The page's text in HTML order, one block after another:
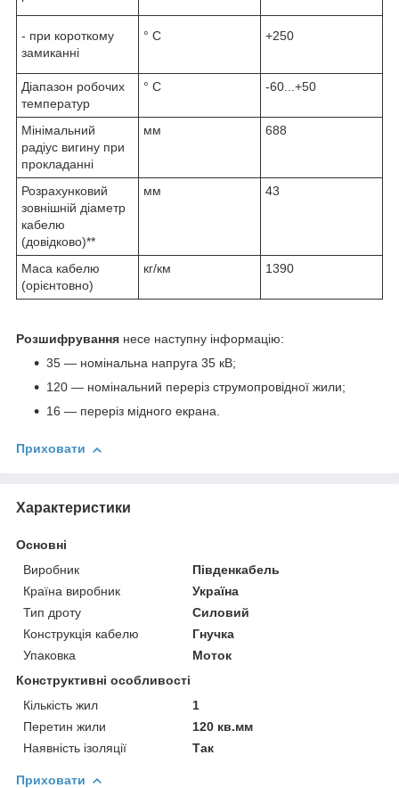
- при короткому
замиканні
° С +250
Діапазон робочих
температур
° С -60...+50
Мінімальний
радіус вигину при
прокладанні
мм 688
Розрахунковий
зовнішній діаметр
кабелю
(довідково)**
мм 43
Маса кабелю
(орієнтовно)
кг/км 1390
Розшифрування несе наступну інформацію:
35 — номінальна напруга 35 кВ;
120 — номінальний переріз струмопровідної жили;
16 — переріз мідного екрана.
Приховати
Характеристики
Основні
Виробник
Південкабель
Країна виробник
Україна
Тип дроту
Силовий
Конструкція кабелю
Гнучка
Упаковка
Моток
Конструктивні особливості
Кількість жил
1
Перетин жили
120 кв.мм
Наявність ізоляції
Так
Приховати